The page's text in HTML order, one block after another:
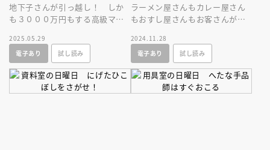
地下子さんが引っ越し！ しか
も３０００万円もする高級マン
みんながそのマンションを見に
いくと……。
2025.05.29
電子あり
試し読み
ラーメン屋さんもカレー屋さん
もおすし屋さんもお客さんがこ
トランは大繁盛！ これってど
うして？
2024.11.28
電子あり
試し読み